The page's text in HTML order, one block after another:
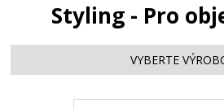
Styling - Pro
VYBERTE